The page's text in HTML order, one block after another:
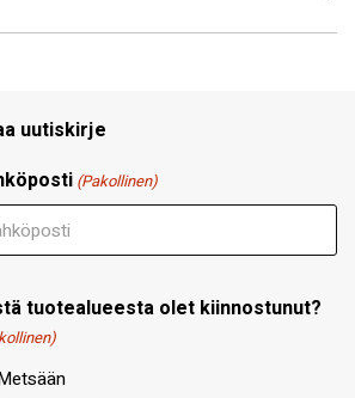
uutiskirje
(Pakollinen)
tuotealueesta olet kiinnostunut?